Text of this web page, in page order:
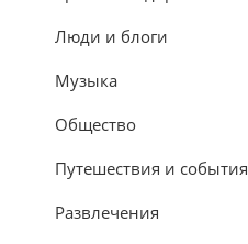
Люди и блоги
Музыка
Общество
Путешествия и события
Развлечения